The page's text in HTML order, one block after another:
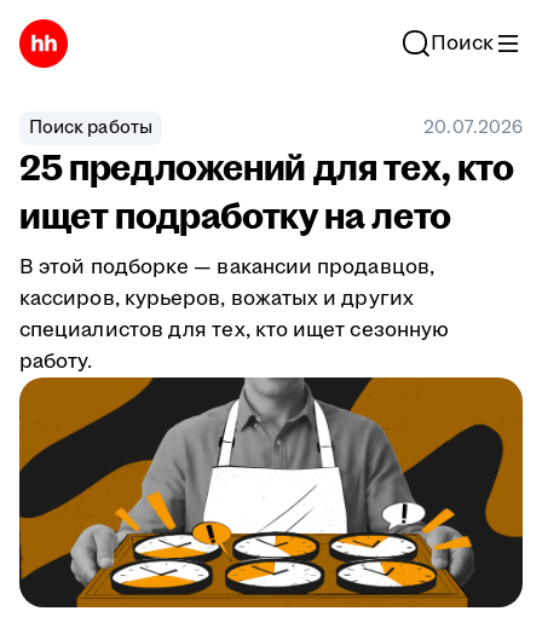
Поиск
Поиск работы 20.07.2026
25 предложений для тех, кто
ищет подработку на лето
В этой подборке — вакансии продавцов,
кассиров, курьеров, вожатых и других
специалистов для тех, кто ищет сезонную
работу.